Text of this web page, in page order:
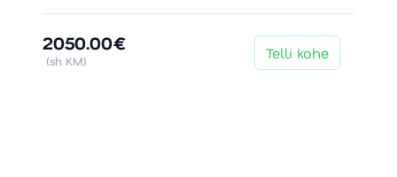
2050.00€
(sh KM) Telli kohe